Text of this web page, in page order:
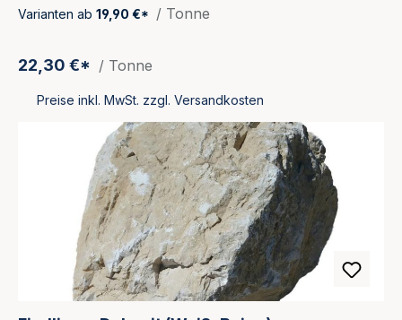
Varianten ab 19,90 €* / Tonne
22,30 €* / Tonne
Preise inkl. MwSt. zzgl. Versandkosten